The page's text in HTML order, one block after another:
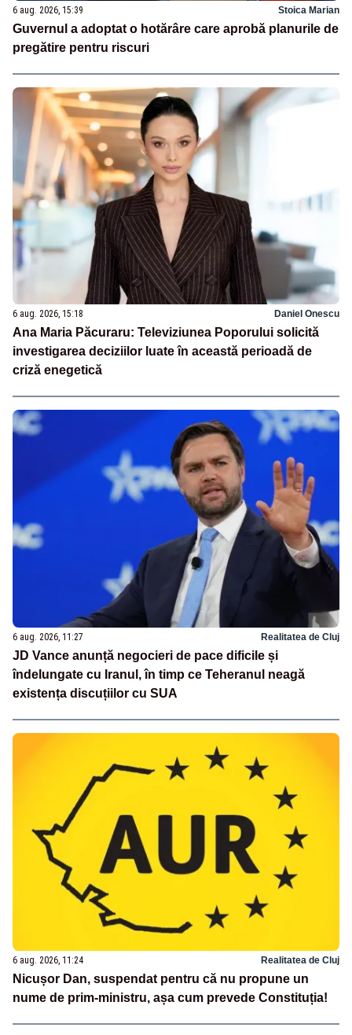
6 aug. 2026, 15:39 Stoica Marian
Guvernul a adoptat o hotărâre care aprobă planurile de
pregătire pentru riscuri
6 aug. 2026, 15:18 Daniel Onescu
Ana Maria Păcuraru: Televiziunea Poporului solicită
investigarea deciziilor luate în această perioadă de
criză enegetică
6 aug. 2026, 11:27 Realitatea de Cluj
JD Vance anunță negocieri de pace dificile și
îndelungate cu Iranul, în timp ce Teheranul neagă
existența discuțiilor cu SUA
6 aug. 2026, 11:24 Realitatea de Cluj
Nicușor Dan, suspendat pentru că nu propune un
nume de prim-ministru, așa cum prevede Constituția!